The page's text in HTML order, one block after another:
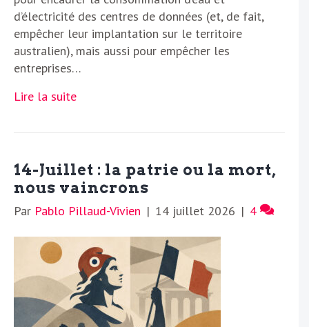
d’électricité des centres de données (et, de fait,
empêcher leur implantation sur le territoire
australien), mais aussi pour empêcher les
entreprises…
Lire la suite
14-Juillet : la patrie ou la mort,
nous vaincrons
Par Pablo Pillaud-Vivien | 14 juillet 2026 | 4